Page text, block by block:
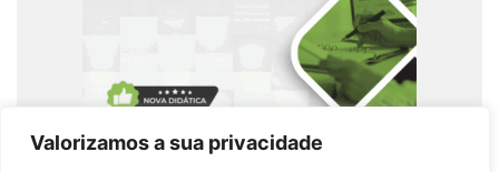
Valorizamos a sua privacidade